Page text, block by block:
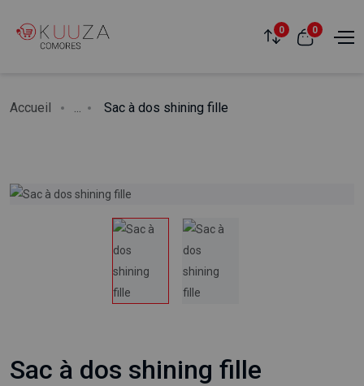
0 0
Accueil ... Sac à dos shining fille
Sac à dos shining fille